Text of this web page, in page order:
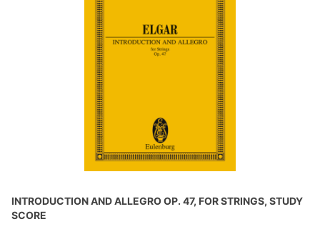
INTRODUCTION AND ALLEGRO OP. 47, FOR STRINGS, STUDY
SCORE